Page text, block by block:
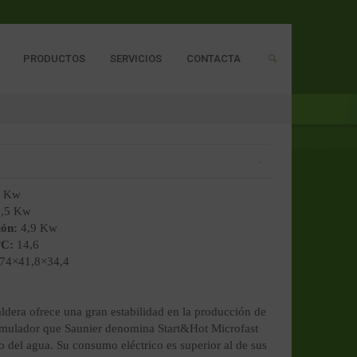
PRODUCTOS SERVICIOS CONTACTA
Kw
Kw
4,9 Kw
14,6
ofrece una gran estabilidad en la producción de
que Saunier denomina Start&Hot Microfast
agua. Su consumo eléctrico es superior al de sus